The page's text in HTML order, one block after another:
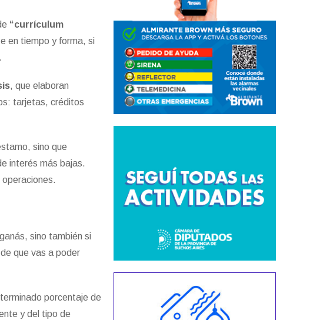
“currículum
en tiempo y forma, si
, que elaboran
tarjetas, créditos
sino que
interés más bajas.
sino también si
que vas a poder
porcentaje de
y del tipo de